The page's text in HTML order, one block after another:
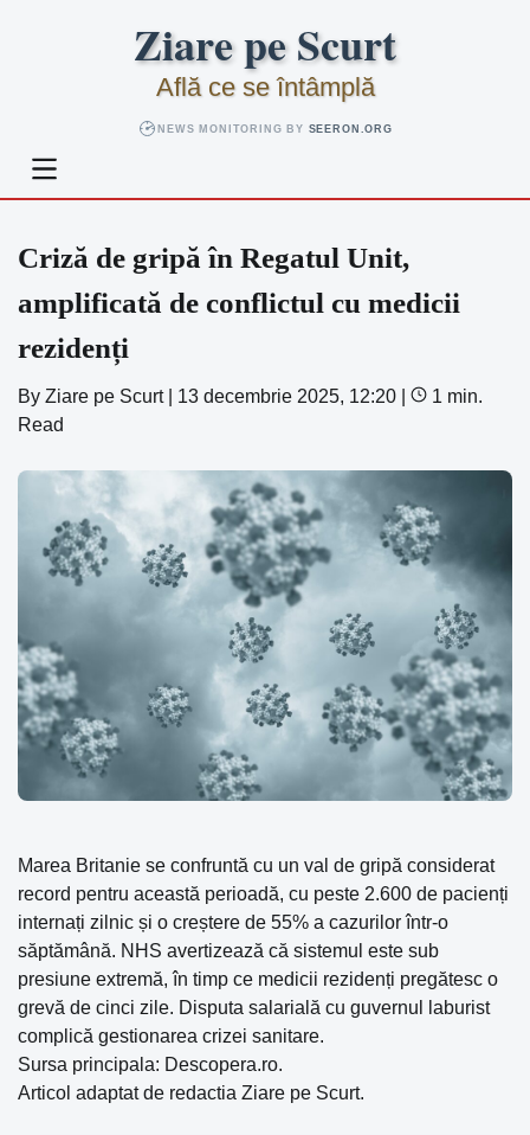
Ziare pe Scurt
Află ce se întâmplă
NEWS MONITORING BY SEERON.ORG
Criză de gripă în Regatul Unit,
amplificată de conflictul cu medicii
rezidenți
By Ziare pe Scurt 13 decembrie 2025, 12:20
1 min.
Read
Marea Britanie se confruntă cu un val de gripă considerat
record pentru această perioadă, cu peste 2.600 de pacienți
internați zilnic și o creștere de 55% a cazurilor într-o
săptămână. NHS avertizează că sistemul este sub
presiune extremă, în timp ce medicii rezidenți pregătesc o
grevă de cinci zile. Disputa salarială cu guvernul laburist
complică gestionarea crizei sanitare.
Sursa principala: Descopera.ro.
Articol adaptat de redactia Ziare pe Scurt.